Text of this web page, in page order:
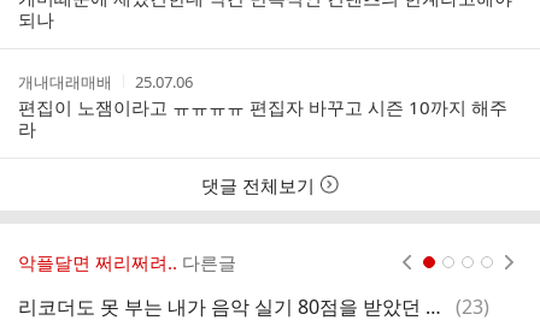
자
시
되나
작
성
자
개내대래매배
작
성
시
25.07.06
편집이 노잼이라고 ㅠㅠㅠㅠ 편집자 바꾸고 시즌 10까지 해주
라
댓글 전체보기
악플달면 쩌리쩌려.. 다른글
리코더도 못 부는 내가 음악 실기 80점을 받았던 이유 댓
(23)